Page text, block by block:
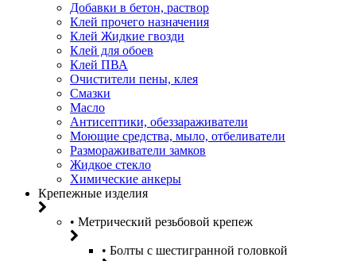
Добавки в бетон, раствор
Клей прочего назначения
Клей Жидкие гвозди
Клей для обоев
Клей ПВА
Очистители пены, клея
Смазки
Масло
Антисептики, обеззараживатели
Моющие средства, мыло, отбеливатели
Размораживатели замков
Жидкое стекло
Химические анкеры
Крепежные изделия
• Метрический резьбовой крепеж
• Болты с шестигранной головкой